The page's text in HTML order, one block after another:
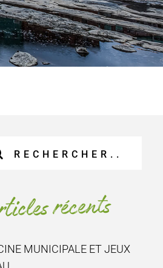
récents
MUNICIPALE ET JEUX